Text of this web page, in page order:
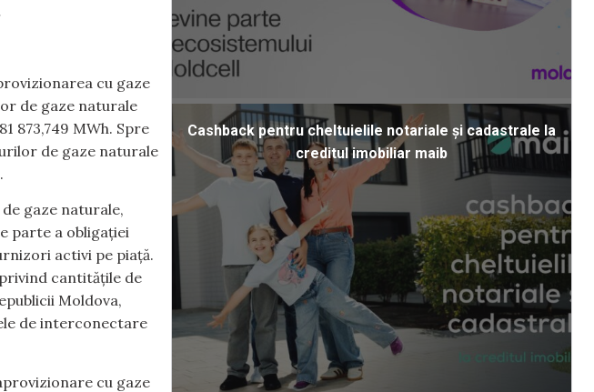
cu gaze
de gaze naturale
873,749 MWh. Spre
de gaze naturale
gaze naturale,
parte a obligației
activi pe piață.
cantitățile de
Moldova,
de interconectare
cu gaze
Cashback pentru cheltuielile notariale și cadastrale la
creditul imobiliar maib